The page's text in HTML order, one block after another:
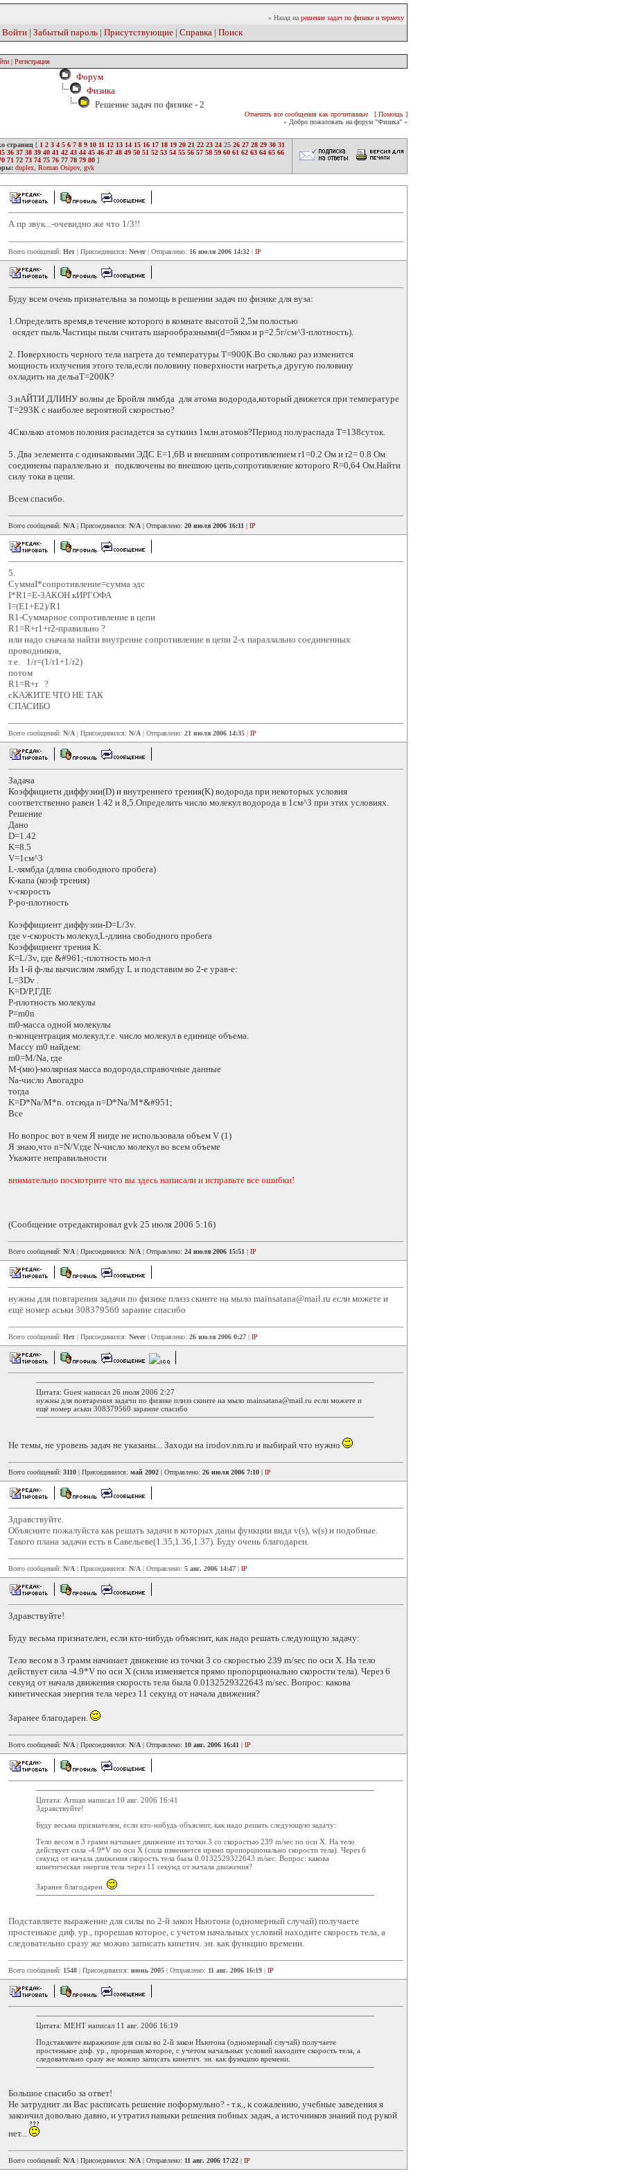
» Назад на решение задач по физике и термеху
Войти | Забытый пароль | Присутствующие | Справка | Поиск
| Регистрация
Форум
Физика
Решение задач по физике - 2
Отметить все сообщения как прочитанные
[ Помощь ]
» Добро пожаловать на форум "Физика" «
страниц [ 1 2 3 4 5 6 7 8 9 10 11 12 13 14 15 16 17 18 19 20 21 22 23 24 25 26 27 28 29 30 31
36 37 38 39 40 41 42 43 44 45 46 47 48 49 50 51 52 53 54 55 56 57 58 59 60 61 62 63 64 65 66
71 72 73 74 75 76 77 78 79 80 ]
duplex Roman Osipov, gvk
А пр звук...-очевидно же что 1/3!!
Всего сообщений: Нет | Присоединился: Never| Отправлено: 16 июля 2006 14:32 | IP
Буду всем очень признательна за помощь в решении задач по физике для вуза:
1.Определить время,в течение которого в комнате высотой 2,5м полостью
осядет пыль.Частицы пыли считать шарообразными(d=5мкм и р=2.5г/см^3-плотность).
2. Поверхность черного тела нагрета до температуры Т=900К.Во сколько раз изменится
мощность излучения этого тела,если половину поверхности нагреть,а другую половину
охладить на дельаТ=200К?
3.нАЙТИ ДЛИНУ волны де Бройля лямбда для атома водорода,который движется при температуре
Т=293К с наиболее вероятной скоростью?
4Сколько атомов полония распадется за суткииз 1млн.атомов?Период полураспада Т=138суток.
5. Два эелемента с одинаковыми ЭДС Е=1,6В и внешним сопротивлением r1=0.2 Ом и r2= 0.8 Ом
соединены параллельно и подключены во внешюю цепь,сопротивление которого R=0,64 Ом.Найти
силу тока в цепи.
Всем спасибо.
Всего сообщений: N/A | Присоединился: N/A | Отправлено: 20 июля 2006 16:11 | IP
5.
СуммаI*сопротивление=сумма эдс
I*R1=E-ЗАКОН кИРГОФА
I=(E1+E2)/R1
R1-Суммарное сопротивление в цепи
R1=R+r1+r2-правильно ?
или надо сначала найти внутренне сопротивление в цепи 2-х параллально соединенных
проводников,
т.е. 1/r=(1/r1+1/r2)
потом
R1=R+r ?
сКАЖИТЕ ЧТО НЕ ТАК
СПАСИБО
Всего сообщений: N/A | Присоединился: N/A | Отправлено: 21 июля 2006 14:35 | IP
Задача
Коэффициетн диффузии(D) и внутреннего трения(K) водорода при некоторых условия
соответственно равен 1.42 и 8,5.Определить число молекул водорода в 1см^3 при этих условиях.
Решение
Дано
D=1.42
K=8.5
V=1см^3
L-лямбда (длина свободного пробега)
K-капа (коэф трения)
v-скорость
P-po-плотность
Коэффициент диффузии-D=L/3v.
где v-скорость молекул,L-длина свободного пробега
Коэффициент трения K:
K=L/3v, где &#961;-плотность мол-л
Из 1-й ф-лы вычислим лямбду L и подставим во 2-е урав-е:
L=3Dv .
K=D/P,ГДЕ
P-плотность молекулы
P=m0n
m0-масса одной молекулы
n-концентрация молекул,т.е. число молекул в единице объема.
Массу m0 найдем:
m0=M/Nа, где
M-(мю)-молярная масса водорода,справочные данные
Na-число Авогадро
тогда
K=D*Na/M*n. отсюда n=D*Na/M*&#951;
Все
Но вопрос вот в чем Я нигде не использовала объем V (1)
Я знаю,что n=N/V.где N-число молекул во всем объеме
Укажите неправильности
внимательно посмотрите что вы здесь написали и исправьте все ошибки!
(Сообщение отредактировал gvk 25 июля 2006 5:16)
Всего сообщений: N/A | Присоединился: N/A | Отправлено: 24 июля 2006 15:51 | IP
нужны для повтарения задачи по физике плизз скинте на мыло mainsatana@mail.ru если можете и
ещё номер аськи 308379560 зарание спасибо
Всего сообщений: Нет | Присоединился: Never| Отправлено: 26 июля 2006 0:27 | IP
Цитата: Guest написал 26 июля 2006 2:27
нужны для повтарения задачи по физике плизз скинте на мыло mainsatana@mail.ru если можете и
ещё номер аськи 308379560 зарание спасибо
Не темы, не уровень задач не указаны... Заходи на irodov.nm.ru и выбирай что нужно
Всего сообщений: 3110 | Присоединился: май 2002 | Отправлено: 26 июля 2006 7:10 | IP
Здравствуйте.
Объясните пожалуйста как решать задачи в которых даны функции вида v(s), w(s) и подобные.
Такого плана задачи есть в Савельеве(1.35,1.36,1.37). Буду очень благодарен.
Всего сообщений: N/A | Присоединился: N/A | Отправлено: 5 авг. 2006 14:47 | IP
Здравствуйте!
Буду весьма признателен, если кто-нибудь объяснит, как надо решать следующую задачу:
Тело весом в 3 грамм начинает движение из точки 3 со скоростью 239 m/sec по оси Х. На тело
действует сила -4.9*V по оси Х (сила изменяется прямо пропорционально скорости тела). Через 6
секунд от начала движения скорость тела была 0.0132529322643 m/sec. Вопрос: какова
кинетическая энергия тела через 11 секунд от начала движения?
Заранее благодарен.
Всего сообщений: N/A | Присоединился: N/A | Отправлено: 10 авг. 2006 16:41 | IP
Цитата: Arman написал 10 авг. 2006 16:41
Здравствуйте!
Буду весьма признателен, если кто-нибудь объяснит, как надо решать следующую задачу:
Тело весом в 3 грамм начинает движение из точки 3 со скоростью 239 m/sec по оси Х. На тело
действует сила -4.9*V по оси Х (сила изменяется прямо пропорционально скорости тела). Через 6
секунд от начала движения скорость тела была 0.0132529322643 m/sec. Вопрос: какова
кинетическая энергия тела через 11 секунд от начала движения?
Заранее благодарен.
Подставляете выражение для силы во 2-й закон Ньютона (одномерный случай) получаете
простенькое диф. ур., прорешав которое, с учетом начальных условий находите скорость тела, а
следовательно сразу же можно записать кинетич. эн. как функцию времени.
Всего сообщений: 1548 | Присоединился: июнь 2005 | Отправлено: 11 авг. 2006 16:19 | IP
Цитата: MEHT написал 11 авг. 2006 16:19
Подставляете выражение для силы во 2-й закон Ньютона (одномерный случай) получаете
простенькое диф. ур., прорешав которое, с учетом начальных условий находите скорость тела, а
следовательно сразу же можно записать кинетич. эн. как функцию времени.
Большое спасибо за ответ!
Не затруднит ли Вас расписать решение поформульно? - т.к., к сожалению, учебные заведения я
закончил довольно давно, и утратил навыки решения побных задач, а источников знаний под рукой
нет...
Всего сообщений: N/A | Присоединился: N/A | Отправлено: 11 авг. 2006 17:22 | IP